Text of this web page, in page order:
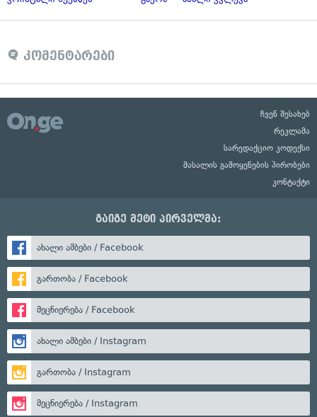
კომენტარები
ჩვენ შესახებ
რეკლამა
სარედაქციო კოდექსი
მასალის გამოყენების პირობები
კონტაქტი
გაიგე მეტი პირველმა:
ახალი ამბები / Facebook
გართობა / Facebook
მეცნიერება / Facebook
ახალი ამბები / Instagram
გართობა / Instagram
მეცნიერება / Instagram